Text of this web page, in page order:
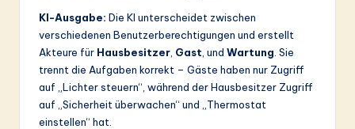
KI-Ausgabe: Die KI unterscheidet zwischen
verschiedenen Benutzerberechtigungen und erstellt
Akteure für Hausbesitzer Gast , und Wartung . Sie
trennt die Aufgaben korrekt – Gäste haben nur Zugriff
auf „Lichter steuern“, während der Hausbesitzer Zugriff
auf „Sicherheit überwachen“ und „Thermostat
einstellen“ hat.